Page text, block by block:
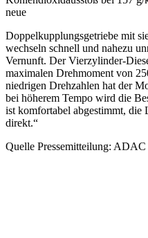
neue
Doppelkupplungsgetriebe mit
wechseln schnell und nahezu
Vernunft. Der Vierzylinder-
maximalen Drehmoment von
niedrigen Drehzahlen hat der
bei höherem Tempo wird die
ist komfortabel abgestimmt, die
direkt.“
Quelle Pressemitteilung: ADAC